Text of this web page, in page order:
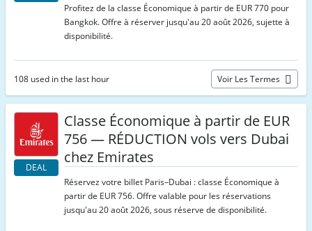
Profitez de la classe Économique à partir de EUR 770 pour
Bangkok. Offre à réserver jusqu'au 20 août 2026, sujette à
disponibilité.
108 used in the last hour Voir Les Termes
DEAL
Classe Économique à partir de EUR
756 — RÉDUCTION vols vers Dubai
chez Emirates
Réservez votre billet Paris–Dubai : classe Économique à
partir de EUR 756. Offre valable pour les réservations
jusqu'au 20 août 2026, sous réserve de disponibilité.